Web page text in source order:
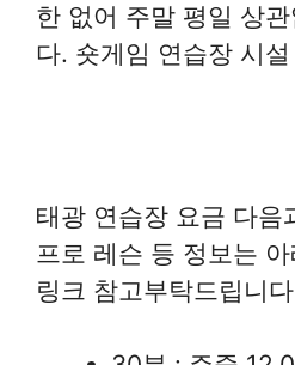
한 없어 주말 평일 상
다. 숏게임 연습장 시
태광 연습장 요금 다음
프로 레슨 등 정보는
링크 참고부탁드립니